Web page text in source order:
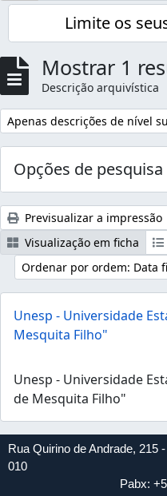
Limite os
Mostrar 1
Descrição arquivística
Remover filtro:
Apenas descrições de nível
Opções de
Previsualizar a impressão
Visualização em ficha
Ordenar por ordem: Data
Unesp - Universidade
Mesquita Filho"
Unesp - Universidade
de Mesquita Filho"
Rua Quirino de Andrade, 215
010
Pabx: